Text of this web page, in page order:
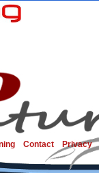
Contact Privacy